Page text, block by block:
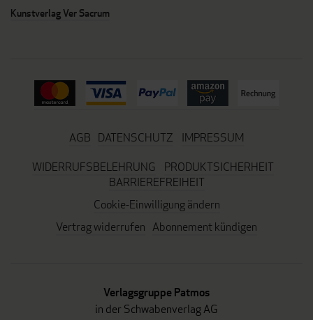
Kunstverlag Ver Sacrum
AGB DATENSCHUTZ
IMPRESSUM
WIDERRUFSBELEHRUNG
PRODUKTSICHERHEIT
BARRIEREFREIHEIT
Cookie-Einwilligung ändern
Vertrag widerrufen Abonnement kündigen
Verlagsgruppe Patmos
in der Schwabenverlag AG